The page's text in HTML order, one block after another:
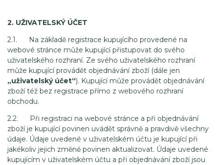
2. UŽIVATELSKÝ ÚČET
2.1. Na základě registrace kupujícího provedené na
webové stránce může kupující přistupovat do svého
uživatelského rozhraní. Ze svého uživatelského rozhraní
může kupující provádět objednávání zboží (dále jen
„uživatelský účet“). Kupující může provádět objednávání
zboží též bez registrace přímo z webového rozhraní
obchodu.
2.2. Při registraci na webové stránce a při objednávání
zboží je kupující povinen uvádět správně a pravdivě všechny
údaje. Údaje uvedené v uživatelském účtu je kupující při
jakékoliv jejich změně povinen aktualizovat. Údaje uvedené
kupujícím v uživatelském účtu a při objednávání zboží jsou